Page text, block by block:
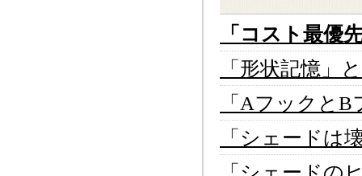
「コスト最優
「形状記憶」
「AフックとB
「シェードは